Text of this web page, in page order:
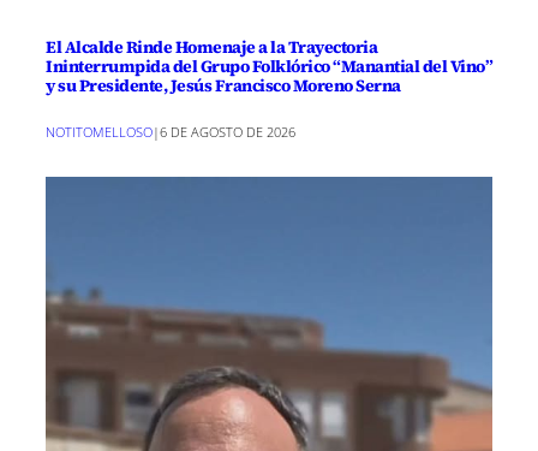
El Alcalde Rinde Homenaje a la Trayectoria
Ininterrumpida del Grupo Folklórico “Manantial del Vino”
y su Presidente, Jesús Francisco Moreno Serna
NOTITOMELLOSO|6 DE AGOSTO DE 2026